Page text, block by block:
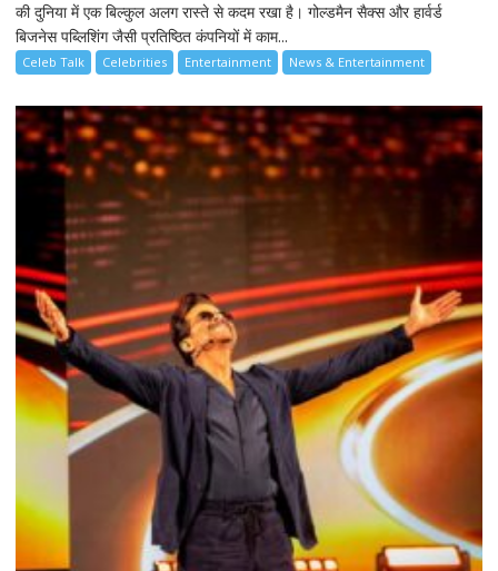
की दुनिया में एक बिल्कुल अलग रास्ते से कदम रखा है। गोल्डमैन सैक्स और हार्वर्ड
बिजनेस पब्लिशिंग जैसी प्रतिष्ठित कंपनियों में काम...
Celeb Talk Celebrities Entertainment News & Entertainment